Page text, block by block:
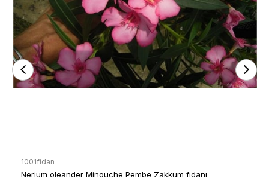
1001fidan
Nerium oleander Minouche Pembe Zakkum fidanı